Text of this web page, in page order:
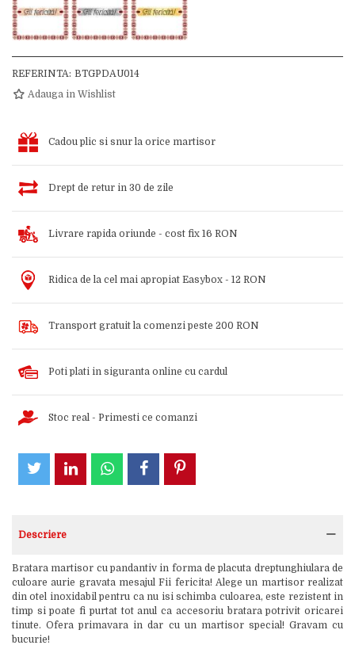
REFERINTA: BTGPDAU014
Adauga in Wishlist
Cadou plic si snur la orice martisor
Drept de retur in 30 de zile
Livrare rapida oriunde - cost fix 16 RON
Ridica de la cel mai apropiat Easybox - 12 RON
Transport gratuit la comenzi peste 200 RON
Poti plati in siguranta online cu cardul
Stoc real - Primesti ce comanzi
Descriere
Bratara martisor cu pandantiv in forma de placuta dreptunghiulara de
culoare aurie gravata mesajul Fii fericita! Alege un martisor realizat
din otel inoxidabil pentru ca nu isi schimba culoarea, este rezistent in
timp si poate fi purtat tot anul ca accesoriu bratara potrivit oricarei
tinute. Ofera primavara in dar cu un martisor special! Gravam cu
bucurie!